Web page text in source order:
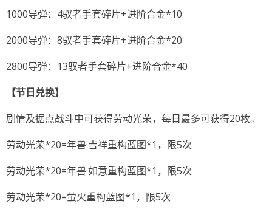
1000导弹：4驭者手套碎片+进阶合金*10
2000导弹：8驭者手套碎片+进阶合金*20
2800导弹：13驭者手套碎片+进阶合金*40
【节日兑换】
剧情及据点战斗中可获得劳动光荣，每日最多可获得20枚。
劳动光荣*20=年兽·吉祥重构蓝图*1，限5次
劳动光荣*20=年兽·如意重构蓝图*1，限5次
劳动光荣*20=萤火重构蓝图*1，限5次